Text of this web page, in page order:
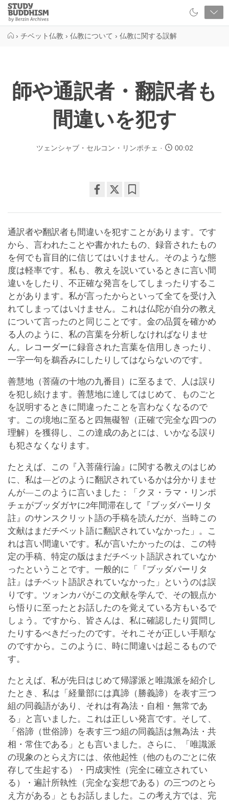
Close
Study
Buddhism
› チベット仏教 › 仏教について › 仏教に関する誤解
師や通訳者・翻訳者も
間違いを犯す
ツェンシャブ・セルコン・リンポチェ 00:02
on
facebook
通訳者や翻訳者も間違いを犯すことがあります。です
から、言われたことや書かれたもの、録音されたもの
を何でも盲目的に信じてはいけません。そのような態
度は軽率です。私も、教えを説いているときに言い間
違いをしたり、不正確な発言をしてしまったりするこ
とがあります。私が言ったからといって全てを受け入
れてしまってはいけません。これは仏陀が自分の教え
について言ったのと同じことです。金の品質を確かめ
る人のように、私の言葉を分析しなければなりませ
ん。レコーダーに録音された言葉を信用しきったり、
一字一句を鵜呑みにしたりしてはならないのです。
善慧地（菩薩の十地の九番目）に至るまで、人は誤り
を犯し続けます。善慧地に達してはじめて、ものごと
を説明するときに間違ったことを言わなくなるので
す。この境地に至ると四無礙智（正確で完全な四つの
理解）を獲得し、この達成のあとには、いかなる誤り
も犯さなくなります。
たとえば、この『入菩薩行論』に関する教えのはじめ
に、私は―どのように翻訳されているかは分かりませ
んが―このように言いました：「クヌ・ラマ・リンポ
チェがブッダガヤに2年間滞在して『ブッダパーリタ
註』のサンスクリット語の手稿を読んだが、当時この
文献はまだチベット語に翻訳されていなかった」。こ
れは言い間違いです。私が言いたかったのは、この特
定の手稿、特定の版はまだチベット語訳されていなか
ったということです。一般的に「『ブッダパーリタ
註』はチベット語訳されていなかった」というのは誤
りです。ツォンカパがこの文献を学んで、その観点か
ら悟りに至ったとお話したのを覚えている方もいるで
しょう。ですから、皆さんは、私に確認したり質問し
たりするべきだったのです。それこそが正しい手順な
のですから。このように、時に間違いは起こるもので
す。
たとえば、私が先日はじめて帰謬派と唯識派を紹介し
たとき、私は「経量部には真諦（勝義諦）を表す三つ
組の同義語があり、それは有為法・自相・無常であ
る」と言いました。これは正しい発言です。そして、
「俗諦（世俗諦）を表す三つ組の同義語は無為法・共
相・常住である」とも言いました。さらに、「唯識派
の現象のとらえ方には、依他起性（他のものごとに依
存して生起する）・円成実性（完全に確立されてい
る）・遍計所執性（完全な妄想である）の三つのとら
え方がある」ともお話しました。この考え方では、完